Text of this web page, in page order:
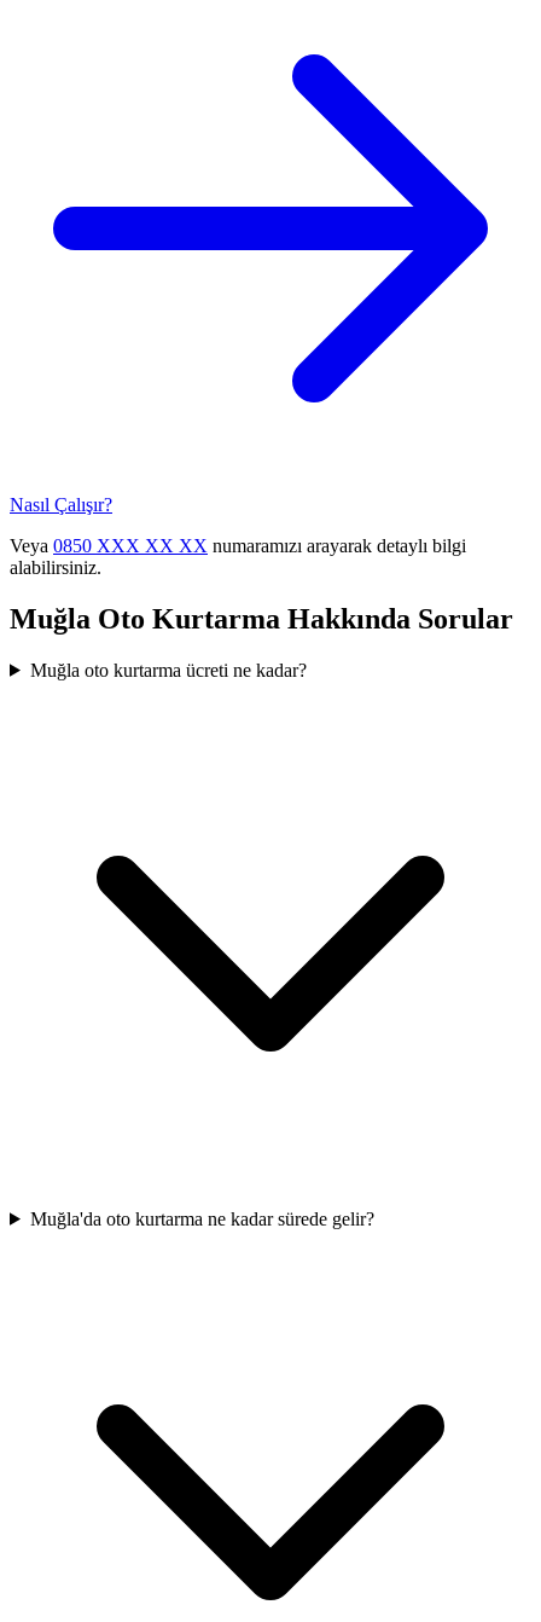
Nasıl Çalışır?
Veya 0850 XXX XX XX numaramızı arayarak detaylı bilgi
alabilirsiniz.
Muğla Oto Kurtarma Hakkında Sorular
Muğla oto kurtarma ücreti ne kadar?
Muğla'da oto kurtarma ne kadar sürede gelir?